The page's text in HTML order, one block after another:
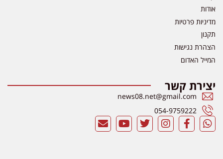
אודות
מדיניות פרטיות
תקנון
הצהרת נגישות
המייל האדום
יצירת קשר
news08.net@gmail.com
054-9759222